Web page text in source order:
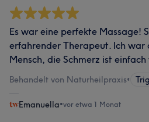
Es war eine perfekte Massage!
erfahrender Therapeut. Ich war
Mensch, die Schmerz ist
Behandelt von Naturheilpraxis•
Emanuella•vor etwa 1 Monat